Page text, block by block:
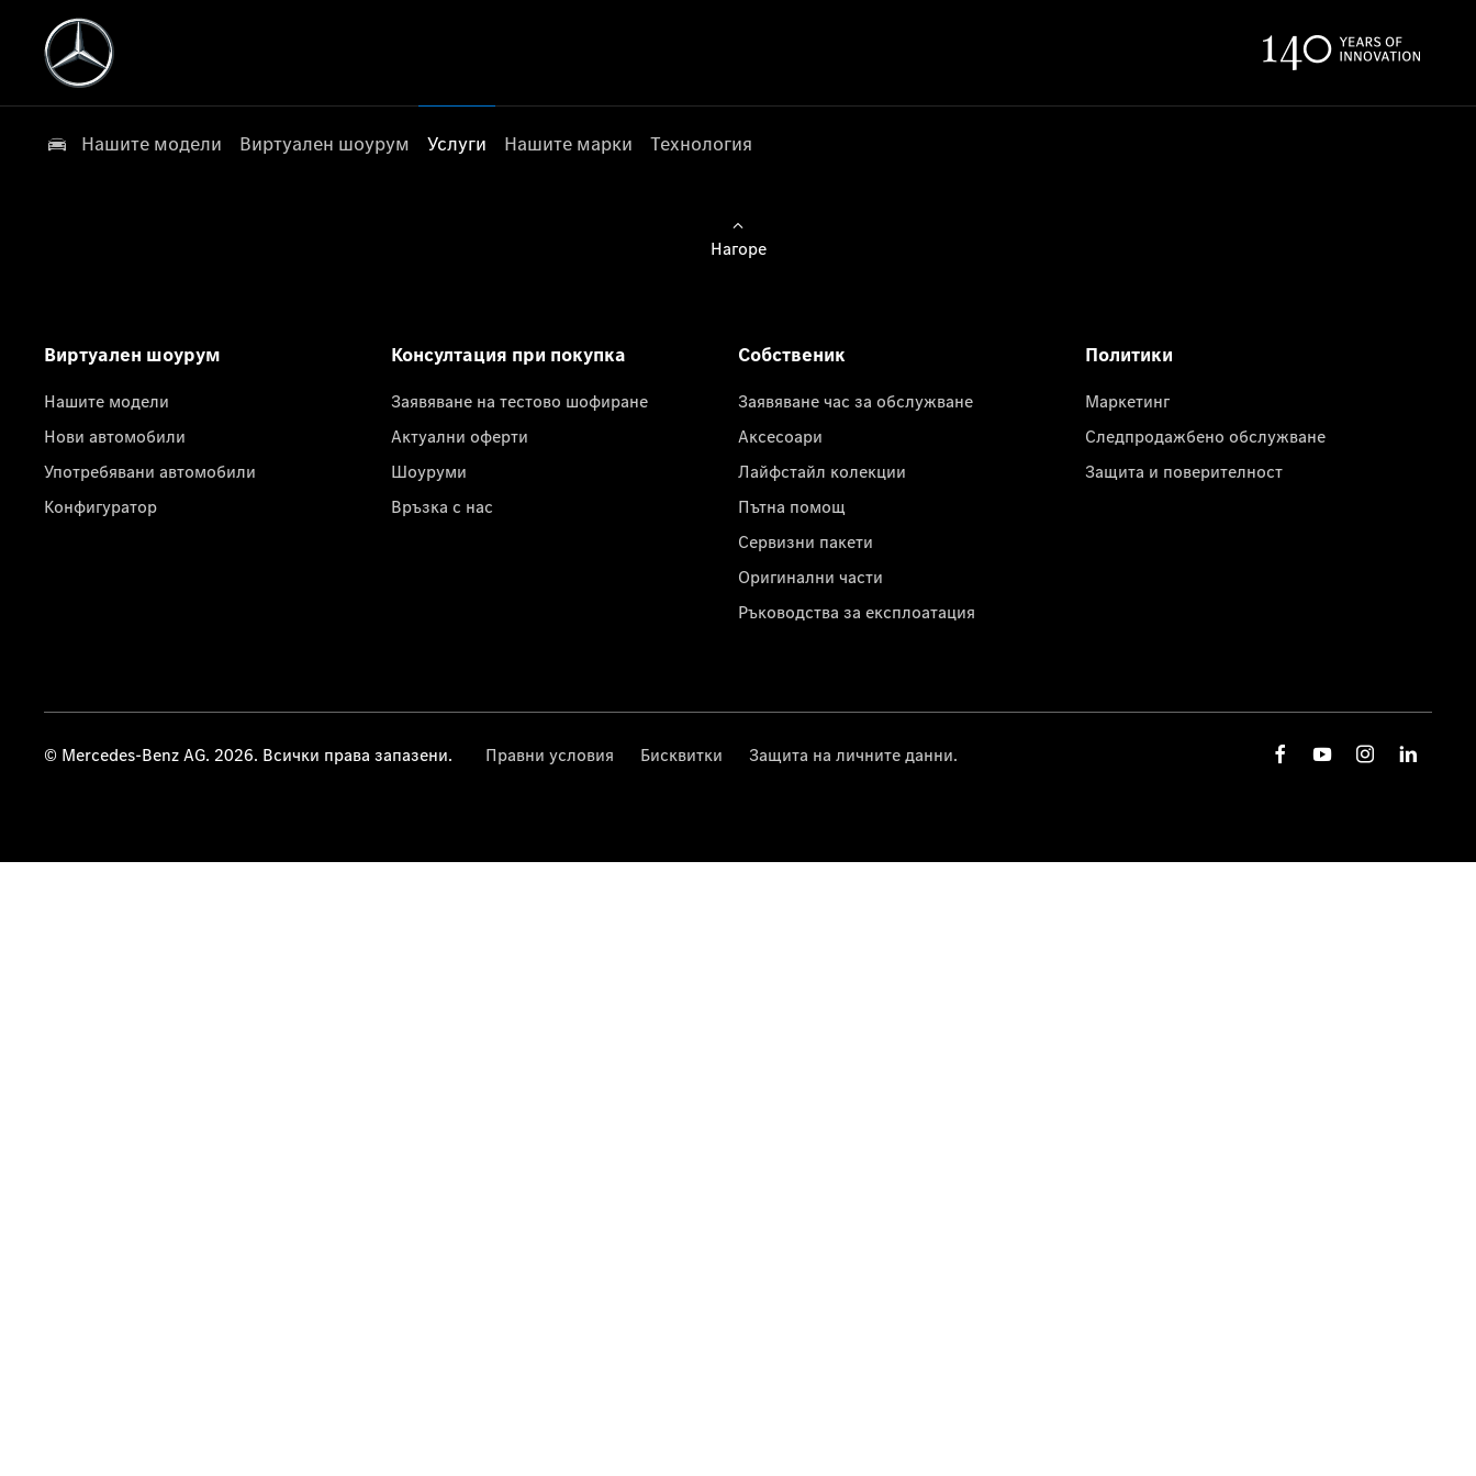
Нашите модели Виртуален шоурум Услуги Нашите марки Технология
Нагоре
Виртуален шоурум
Нашите модели
Нови автомобили
Употребявани автомобили
Конфигуратор
Консултация при покупка
Заявяване на тестово шофиране
Актуални оферти
Шоуруми
Връзка с нас
Собственик
Заявяване час за обслужване
Аксесоари
Лайфстайл колекции
Пътна помощ
Сервизни пакети
Оригинални части
Ръководства за експлоатация
Политики
Маркетинг
Следпродажбено обслужване
Защита и поверителност
© Mercedes-Benz AG. 2026. Всички права запазени. Правни условия Бисквитки Защита на личните данни.